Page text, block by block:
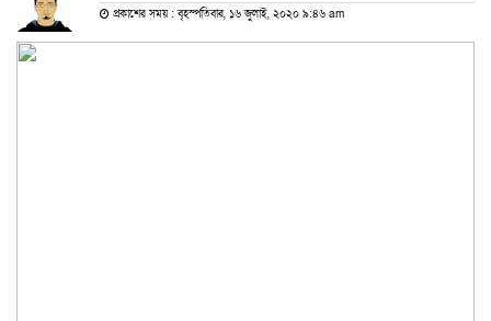
প্রকাশের সময় : বৃহস্পতিবার, ১৬ জুলাই, ২০২০ ৯:৪৬ am